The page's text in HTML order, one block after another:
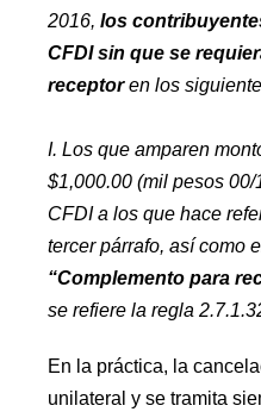
2016, los
CFDI sin que se
receptoren los
I. Los que amparen
$1,000.00 (mil pesos 00/
CFDI a los que hace
tercer párrafo, así como
“Complemento para
se refiere la regla
En la práctica, la
unilateral y se tramita